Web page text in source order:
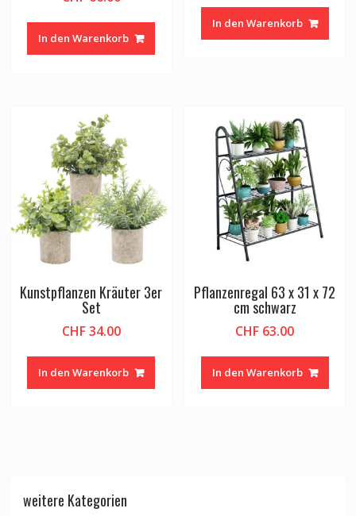
In den Warenkorb
In den Warenkorb
Kunstpflanzen Kräuter 3er
Set
CHF34.00
In den Warenkorb
Pflanzenregal 63 x 31 x 72
cm schwarz
CHF 63.00
In den Warenkorb
weitere Kategorien